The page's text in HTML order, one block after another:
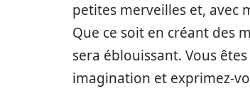
petites merveilles et, avec
Que ce soit en créant des
sera éblouissant. Vous
imagination et exprimez-